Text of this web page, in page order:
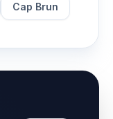
Cap Brun